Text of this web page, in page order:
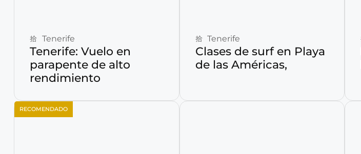
Tenerife
Tenerife: Vuelo en
parapente de alto
rendimiento
Tenerife
Clases de surf en Playa
de las Américas,
RECOMENDADO